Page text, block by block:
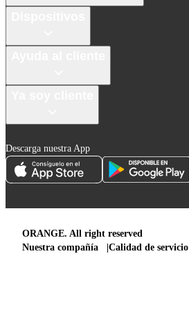
Descarga nuestra App
ORANGE. All right reserved
Nuestra compañía
Calidad de servicio